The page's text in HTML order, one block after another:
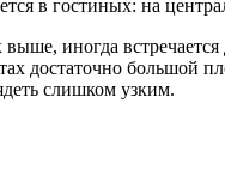
в гостиных: на
иногда
достаточно
слишком узким.